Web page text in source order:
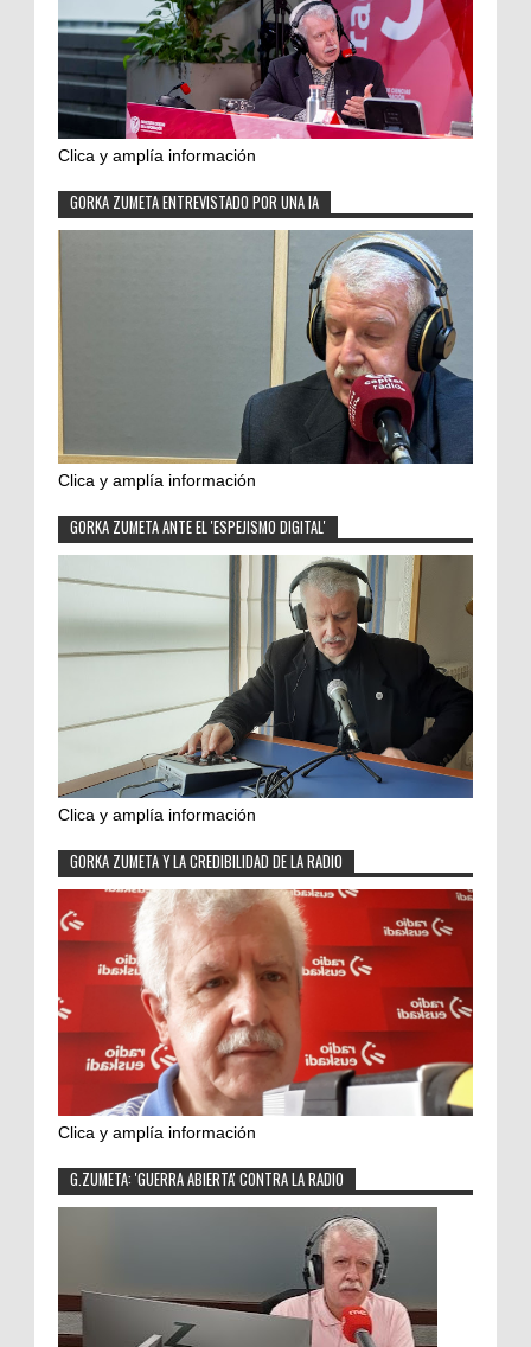
Clica y amplía información
GORKA ZUMETA ENTREVISTADO POR UNA IA
Clica y amplía información
GORKA ZUMETA ANTE EL 'ESPEJISMO DIGITAL'
Clica y amplía información
GORKA ZUMETA Y LA CREDIBILIDAD DE LA RADIO
Clica y amplía información
G.ZUMETA: 'GUERRA ABIERTA' CONTRA LA RADIO